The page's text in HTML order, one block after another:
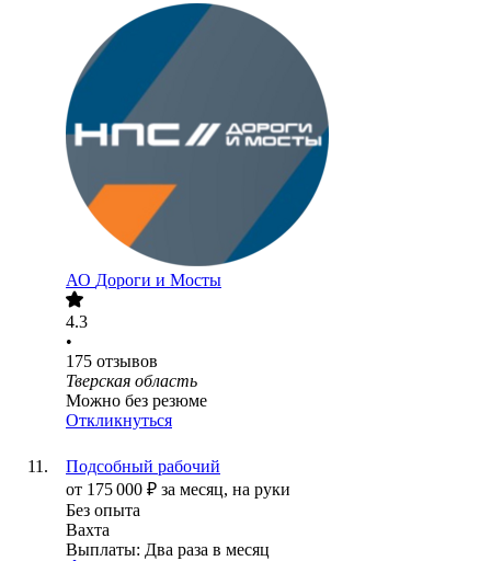
АО Дороги и Мосты
4.3
•
175 отзывов
Тверская область
Можно без резюме
Откликнуться
Подсобный рабочий
от 175 000 ₽ за месяц, на руки
Без опыта
Вахта
Выплаты: Два раза в месяц